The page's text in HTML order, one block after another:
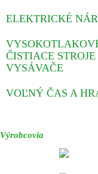
ELEKTRICKÉ
ČISTIACE
VYSÁVAČE
VOĽNÝ ČAS A
Výrobcovia